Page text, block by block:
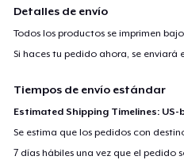
Detalles de envío
Todos los productos se imprimen
Si haces tu pedido ahora, se enviará
Tiempos de envío estándar
Estimated Shipping Timelines:
Se estima que los pedidos con
7 días hábiles una vez que el pedido